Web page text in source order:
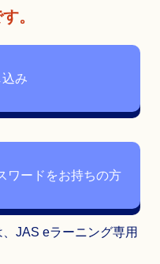
。
み
ワードをお持ちの方
JAS eラーニング専用